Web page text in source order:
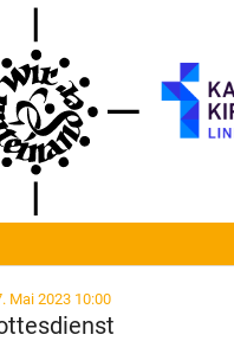
Mai 2023 10:00: